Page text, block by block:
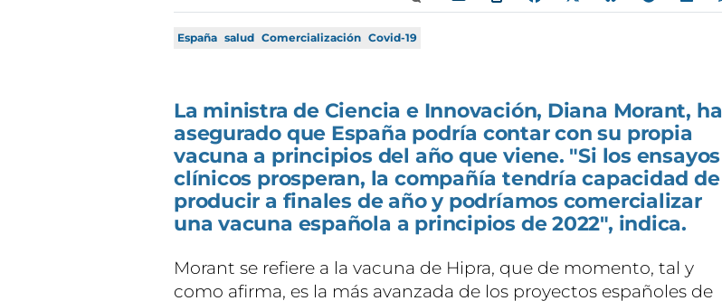
España salud Comercialización Covid-19
La ministra de Ciencia e Innovación, Diana Morant, ha
asegurado que España podría contar con su propia
vacuna a principios del año que viene. "Si los ensayos
clínicos prosperan, la compañía tendría capacidad de
producir a finales de año y podríamos comercializar
una vacuna española a principios de 2022", indica.
Morant se refiere a la vacuna de Hipra, que de momento, tal y
como afirma, es la más avanzada de los proyectos españoles de